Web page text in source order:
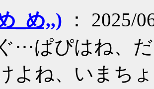
_め,,) ： 2025/
⋯ぱぴはね、
よね、いまち